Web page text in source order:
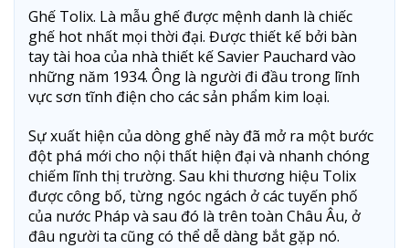
Ghế Tolix. Là mẫu ghế được mệnh danh là chiếc
ghế hot nhất mọi thời đại. Được thiết kế bởi bàn
tay tài hoa của nhà thiết kế Savier Pauchard vào
những năm 1934. Ông là người đi đầu trong lĩnh
vực sơn tĩnh điện cho các sản phẩm kim loại.
Sự xuất hiện của dòng ghế này đã mở ra một bước
đột phá mới cho nội thất hiện đại và nhanh chóng
chiếm lĩnh thị trường. Sau khi thương hiệu Tolix
được công bố, từng ngóc ngách ở các tuyến phố
của nước Pháp và sau đó là trên toàn Châu Âu, ở
đâu người ta cũng có thể dễ dàng bắt gặp nó.